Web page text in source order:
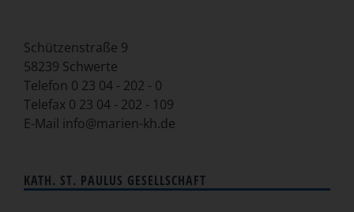
Schützenstraße 9
58239 Schwerte
Telefon 0 23 04 - 202 - 0
Telefax 0 23 04 - 202 - 109
E-Mail info@marien-kh.de
KATH. ST. PAULUS GESELLSCHAFT